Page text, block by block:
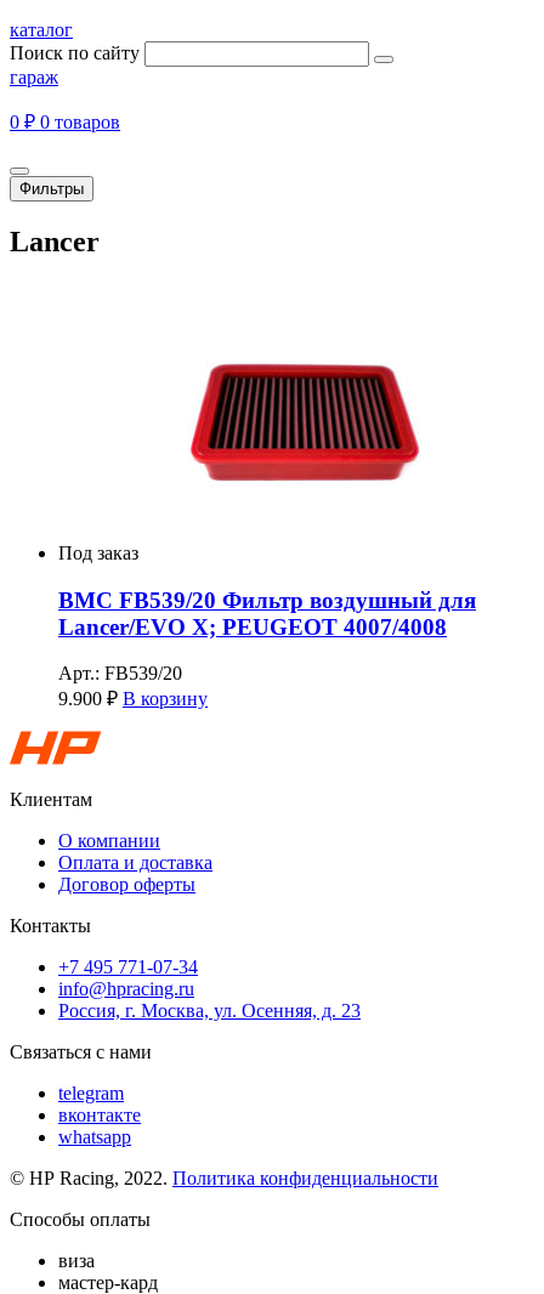
каталог
Поиск по сайту
гараж
0 ₽ 0 товаров
Фильтры
Lancer
Под заказ
BMC FB539/20 Фильтр воздушный для
Lancer/EVO X; PEUGEOT 4007/4008
Арт.: FB539/20
9.900 ₽ В корзину
Клиентам
О компании
Оплата и доставка
Договор оферты
Контакты
+7 495 771-07-34
info@hpracing.ru
Россия, г. Москва, ул. Осенняя, д. 23
Связаться с нами
telegram
вконтакте
whatsapp
© HP Racing, 2022. Политика конфиденциальности
Способы оплаты
виза
мастер-кард